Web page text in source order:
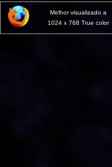
Melhor visualizado a
1024 x 768 True color